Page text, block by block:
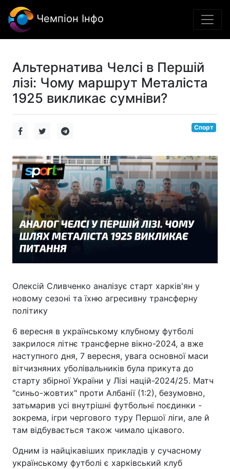
Чемпіон Інфо
Альтернатива Челсі в Першій
лізі: Чому маршрут Металіста
1925 викликає сумніви?
Спорт
Олексій Сливченко аналізує старт харків'ян у
новому сезоні та їхню агресивну трансферну
політику
6 вересня в українському клубному футболі
закрилося літнє трансферне вікно-2024, а вже
наступного дня, 7 вересня, увага основної маси
вітчизняних уболівальників була прикута до
старту збірної України у Лізі націй-2024/25. Матч
"синьо-жовтих" проти Албанії (1:2), безумовно,
затьмарив усі внутрішні футбольні поєдинки -
зокрема, ігри чергового туру Першої ліги, але й
там відбувається також чимало цікавого.
Одним із найцікавіших прикладів у сучасному
українському футболі є харківський клуб